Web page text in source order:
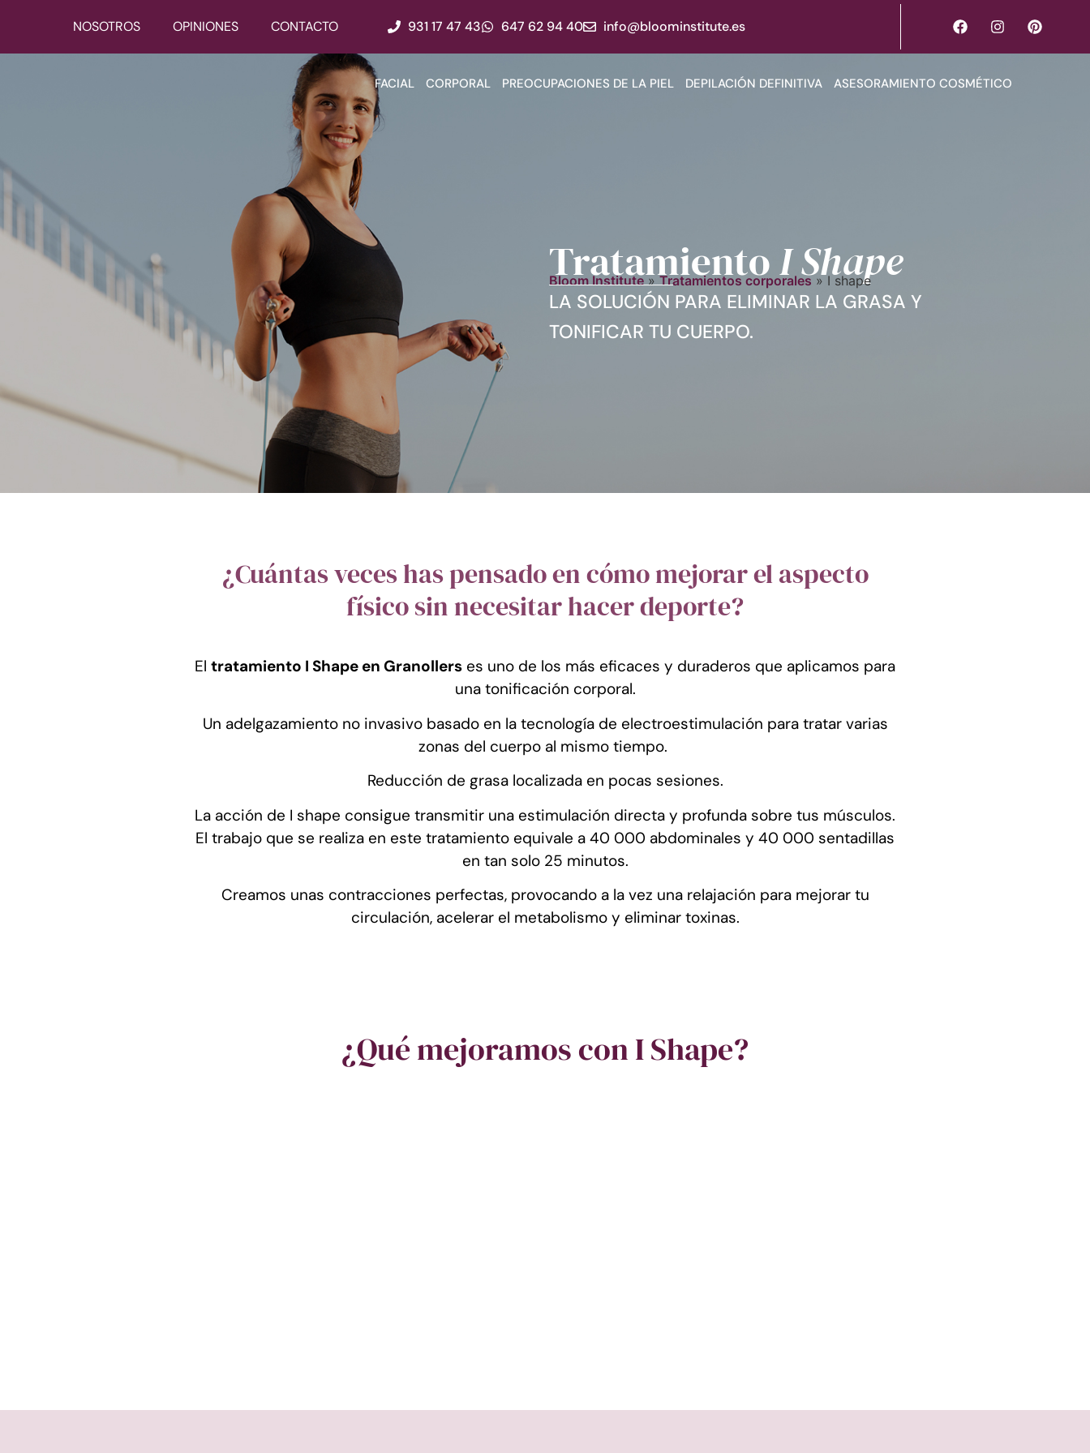
NOSOTROS OPINIONES CONTACTO 931 17 47 43 647 62 94 40 info@bloominstitute.es
FACIAL CORPORAL PREOCUPACIONES DE LA PIEL DEPILACIÓN DEFINITIVA ASESORAMIENTO COSMÉTICO
TratamientoI Shape
Bloom Institute » Tratamientos corporales » I shape
LA SOLUCIÓN PARA ELIMINAR LA GRASA Y
TONIFICAR TU CUERPO.
¿Cuántas veces has pensado en cómo mejorar el aspecto
físico sin necesitar hacer deporte?
El tratamiento I Shape en Granollers es uno de los más eficaces y duraderos que aplicamos para
una tonificación corporal.
Un adelgazamiento no invasivo basado en la tecnología de electroestimulación para tratar varias
zonas del cuerpo al mismo tiempo.
Reducción de grasa localizada en pocas sesiones.
La acción de I shape consigue transmitir una estimulación directa y profunda sobre tus músculos.
El trabajo que se realiza en este tratamiento equivale a 40 000 abdominales y 40 000 sentadillas
en tan solo 25 minutos.
Creamos unas contracciones perfectas, provocando a la vez una relajación para mejorar tu
circulación, acelerar el metabolismo y eliminar toxinas.
¿Qué mejoramos con I Shape?